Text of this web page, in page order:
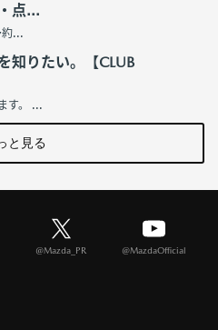
点...
約...
知りたい。【CLUB
す。 ...
と見る
@Mazda_PR @MazdaOfficial